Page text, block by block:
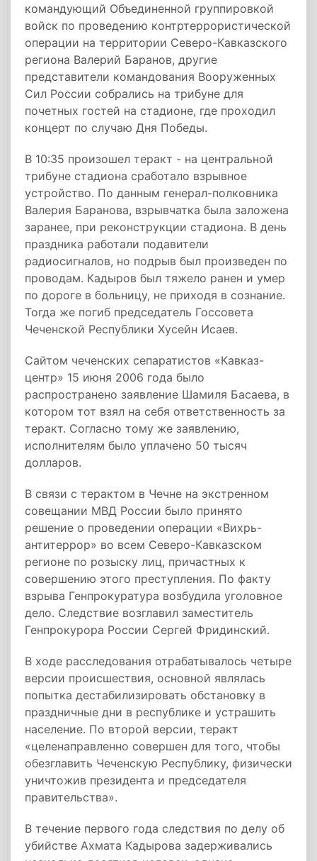
командующий Объединенной группировкой
войск по проведению контртеррористической
операции на территории Северо-Кавказского
региона Валерий Баранов, другие
представители командования Вооруженных
Сил России собрались на трибуне для
почетных гостей на стадионе, где проходил
концерт по случаю Дня Победы.
В 10:35 произошел теракт - на центральной
трибуне стадиона сработало взрывное
устройство. По данным генерал-полковника
Валерия Баранова, взрывчатка была заложена
заранее, при реконструкции стадиона. В день
праздника работали подавители
радиосигналов, но подрыв был произведен по
проводам. Кадыров был тяжело ранен и умер
по дороге в больницу, не приходя в сознание.
Тогда же погиб председатель Госсовета
Чеченской Республики Хусейн Исаев.
Сайтом чеченских сепаратистов «Кавказ-
центр» 15 июня 2006 года было
распространено заявление Шамиля Басаева, в
котором тот взял на себя ответственность за
теракт. Согласно тому же заявлению,
исполнителям было уплачено 50 тысяч
долларов.
В связи с терактом в Чечне на экстренном
совещании МВД России было принято
решение о проведении операции «Вихрь-
антитеррор» во всем Северо-Кавказском
регионе по розыску лиц, причастных к
совершению этого преступления. По факту
взрыва Генпрокуратура возбудила уголовное
дело. Следствие возглавил заместитель
Генпрокурора России Сергей Фридинский.
В ходе расследования отрабатывалось четыре
версии происшествия, основной являлась
попытка дестабилизировать обстановку в
праздничные дни в республике и устрашить
население. По второй версии, теракт
«целенаправленно совершен для того, чтобы
обезглавить Чеченскую Республику, физически
уничтожив президента и председателя
правительства».
В течение первого года следствия по делу об
убийстве Ахмата Кадырова задерживались